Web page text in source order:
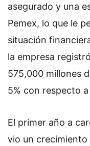
asegurado y una
Pemex, lo que le
situación
la empresa
575,000 millones
5% con respecto a
El primer año a
vio un crecimiento